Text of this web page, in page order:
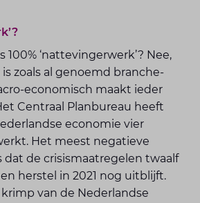
100% ‘nattevingerwerk’? Nee,
zoals al genoemd branche-
economisch maakt ieder
Centraal Planbureau heeft
economie vier
Het meest negatieve
dat de crisismaatregelen twaalf
herstel in 2021 nog uitblijft.
van de Nederlandse